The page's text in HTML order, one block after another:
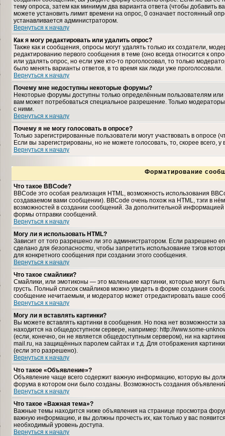
тему опроса, затем как минимум два варианта ответа (чтобы добавить
можете установить лимит времени на опрос, 0 означает постоянный
устанавливается администратором.
Вернуться к началу
Как я могу редактировать или удалить опрос?
Также как и сообщения, опросы могут удалять только их создатели,
редактированию первого сообщения в теме (оно всегда относится к
или удалять опрос, но если уже кто-то проголосовал, то только
было менять варианты ответов, в то время как люди уже проголосовали.
Вернуться к началу
Почему мне недоступны некоторые форумы?
Некоторые форумы доступны только определённым пользователям
вам может потребоваться специальное разрешение. Только
с ними.
Вернуться к началу
Почему я не могу голосовать в опросе?
Только зарегистрированные пользователи могут участвовать в
Если вы зарегистрированы, но не можете голосовать, то, скорее всего,
Вернуться к началу
Форматирование
Что такое BBCode?
BBCode это особая реализация HTML, возможность использования
создаваемом вами сообщении). BBCode очень похож на HTML, тэги в
возможностей в создании сообщений. За дополнительной
формы отправки сообщений.
Вернуться к началу
Могу ли я использовать HTML?
Зависит от того разрешено ли это администратором. Если разрешено
сделано для безопасности, чтобы запретить использование тэгов
для конкретного сообщения при создании этого сообщения.
Вернуться к началу
Что такое смайлики?
Смайлики, или эмотиконы — это маленькие картинки, которые могут
грусть. Полный список смайликов можно увидеть в форме создания
сообщение нечитаемым, и модератор может отредактировать ваше
Вернуться к началу
Могу ли я вставлять картинки?
Вы можете вставлять картинки в сообщения. Но пока нет возможности
находится на общедоступном сервере, например: http://www.some-
(если, конечно, он не является общедоступным сервером), ни на
mail.ru, на защищённых паролем сайтах и т.д. Для отображения
(если это разрешено).
Вернуться к началу
Что такое «Объявление»?
Объявление чаще всего содержит важную информацию, которую вы
форума в котором они было созданы. Возможность создания
Вернуться к началу
Что такое «Важная тема»?
Важные темы находится ниже объявления на странице просмотра
важную информацию, и вы должны прочесть их, как только у вас
необходимый уровень доступа.
Вернуться к началу